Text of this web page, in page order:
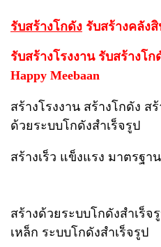
รับสร้างโกดัง รับสร้างคลังสิ
รับสร้างโรงงาน รับสร้างโก
Happy Meebaan
สร้างโรงงาน สร้างโกดัง
ด้วยระบบโกดังสำเร็จรูป
สร้างเร็ว แข็งแรง มาตรฐา
สร้างด้วยระบบโกดังสำเร็จ
เหล็ก ระบบโกดังสำเร็จรูป